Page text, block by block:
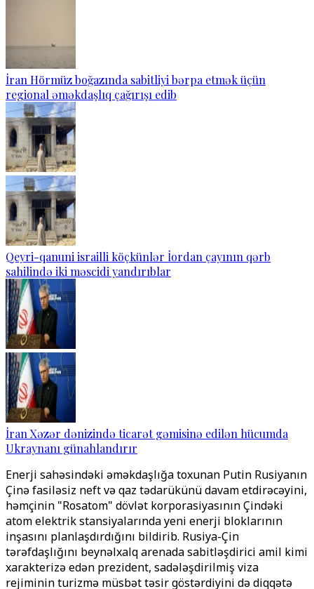
İran Hörmüz boğazında sabitliyi bərpa etmək üçün
regional əməkdaşlıq çağırışı edib
Qeyri-qanuni israilli köçkünlər İordan çayının qərb
sahilində iki məscidi yandırıblar
İran Xəzər dənizində ticarət gəmisinə edilən hücumda
Ukraynanı günahlandırır
Enerji sahəsindəki əməkdaşlığa toxunan Putin Rusiyanın
Çinə fasiləsiz neft və qaz tədarükünü davam etdirəcəyini,
həmçinin "Rosatom" dövlət korporasiyasının Çindəki
atom elektrik stansiyalarında yeni enerji bloklarının
inşasını planlaşdırdığını bildirib. Rusiya-Çin
tərəfdaşlığını beynəlxalq arenada sabitləşdirici amil kimi
xarakterizə edən prezident, sadələşdirilmiş viza
rejiminin turizmə müsbət təsir göstərdiyini də diqqətə